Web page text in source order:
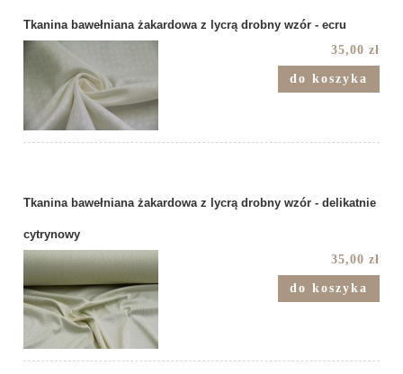
Tkanina bawełniana żakardowa z lycrą drobny wzór - ecru
35,00 zł
do koszyka
Tkanina bawełniana żakardowa z lycrą drobny wzór - delikatnie
cytrynowy
35,00 zł
do koszyka